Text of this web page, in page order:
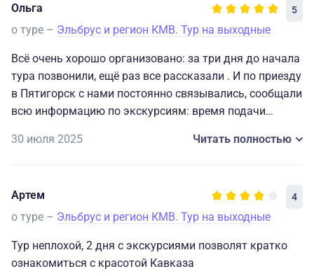
Ольга 5
о туре – Эльбрус и регион КМВ. Тур на выходные
Всё очень хорошо организовано: за три дня до начала
тура позвонили, ещё раз все рассказали . И по приезду
в Пятигорск с нами постоянно связывались, сообщали
всю информацию по экскурсиям: время подачи
экскурсовода. Экскурсии тоже очень интересные.
30 июля 2025 Читать полностью
Артем 4
о туре – Эльбрус и регион КМВ. Тур на выходные
Тур неплохой, 2 дня с экскурсиями позволят кратко
ознакомиться с красотой Кавказа